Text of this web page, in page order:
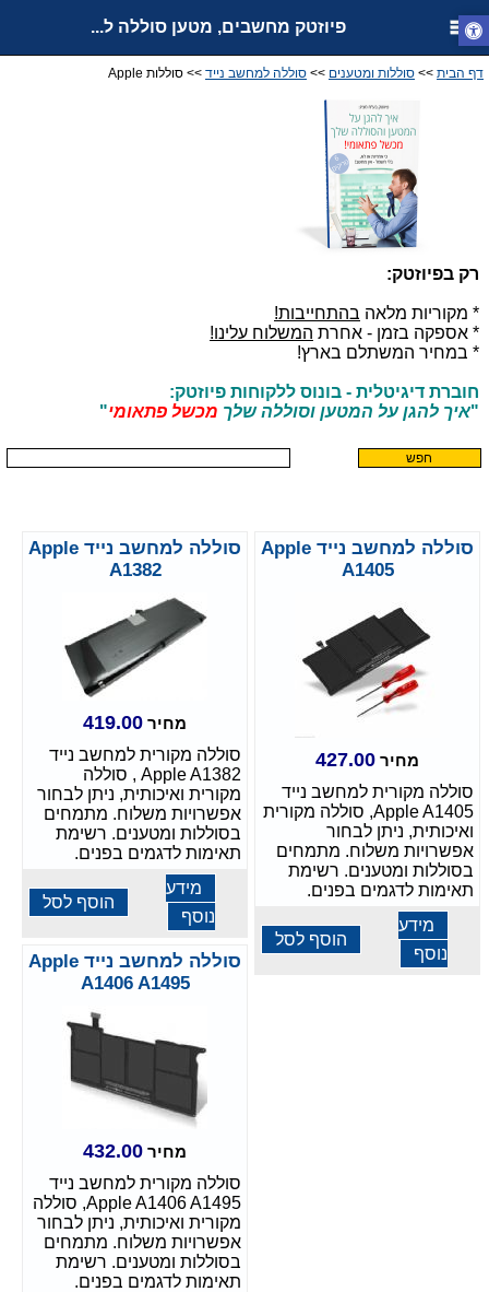
פיוזטק מחשבים, מטען סוללה ל...
דף הבית >> סוללות ומטענים >> סוללה למחשב נייד >> סוללות Apple
רק בפיוזטק:
* מקוריות מלאה בהתחייבות!
* אספקה בזמן - אחרת המשלוח עלינו!
* במחיר המשתלם בארץ!
חוברת דיגיטלית - בונוס ללקוחות פיוזטק:
"איך להגן על המטען וסוללה שלך מכשל פתאומי"
סוללה למחשב נייד Apple
A1405
מחיר 427.00
סוללה מקורית למחשב נייד
Apple A1405, סוללה מקורית
ואיכותית, ניתן לבחור
אפשרויות משלוח. מתמחים
בסוללות ומטענים. רשימת
תאימות לדגמים בפנים.
מידע
נוסף
הוסף לסל
סוללה למחשב נייד Apple
A1382
מחיר 419.00
סוללה מקורית למחשב נייד
Apple A1382 , סוללה
מקורית ואיכותית, ניתן לבחור
אפשרויות משלוח. מתמחים
בסוללות ומטענים. רשימת
תאימות לדגמים בפנים.
מידע
נוסף
הוסף לסל
סוללה למחשב נייד Apple
A1406 A1495
מחיר 432.00
סוללה מקורית למחשב נייד
Apple A1406 A1495, סוללה
מקורית ואיכותית, ניתן לבחור
אפשרויות משלוח. מתמחים
בסוללות ומטענים. רשימת
תאימות לדגמים בפנים.